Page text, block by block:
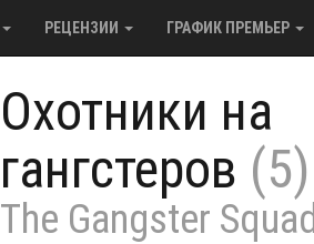
РЕЦЕНЗИИ ГРАФИК ПРЕМЬЕР
Охотники на
гангстеров (5)
The Gangster Squad